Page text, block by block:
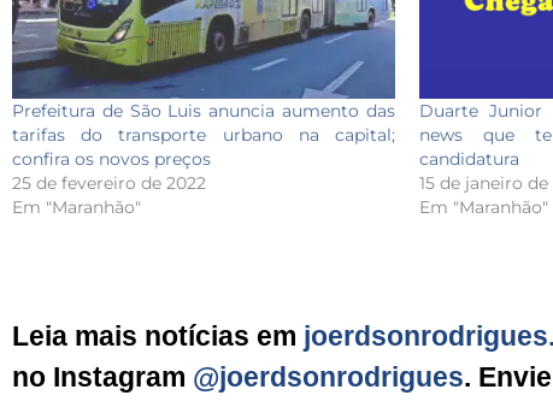
Prefeitura de São Luis anuncia aumento das
tarifas do transporte urbano na capital;
confira os novos preços
25 de fevereiro de 2022
Em "Maranhão"
Duarte Junior
news que
candidatura
15 de janeiro de
Em "Maranhão"
Leia mais notícias em
no Instagram @joerdsonrodrigues.